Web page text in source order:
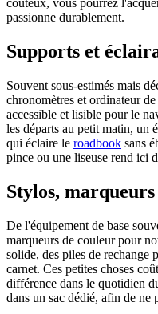
coûteux, vous pourrez
passionne durablement.
Supports et
Souvent sous-estimés mais
chronomètres et ordinateur
accessible et lisible pour le
les départs au petit matin, un
qui éclaire le roadbook sans
pince ou une liseuse rend ici
Stylos,
De l'équipement de base
marqueurs de couleur pour
solide, des piles de rechange
carnet. Ces petites choses
différence dans le quotidien
dans un sac dédié, afin de ne